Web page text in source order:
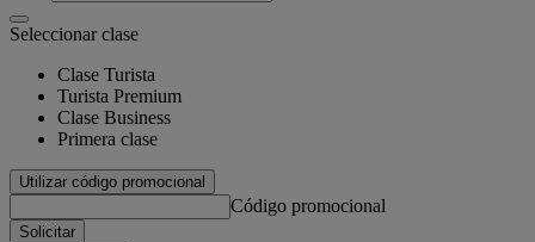
Seleccionar clase
Clase Turista
Turista Premium
Clase Business
Primera clase
Utilizar código promocional
Código promocional
Solicitar